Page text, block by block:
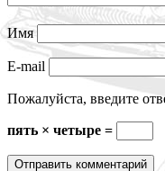
Имя
E-mail
Пожалуйста, введите
пять × четыре =